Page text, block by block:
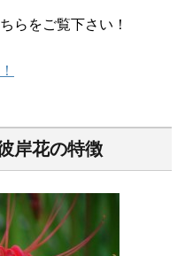
らをご覧下さい！
岸花の特徴